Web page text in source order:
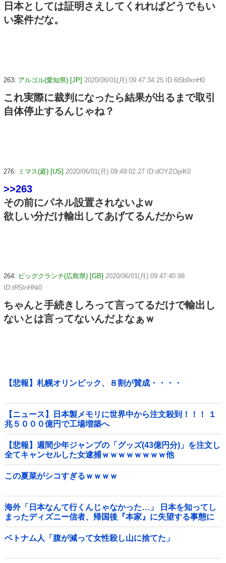
日本としては証明さえしてくれればどうでもい
い案件だな。
263: アルゴル(愛知県) [JP] 2020/06/01(月) 09:47:34.25 ID:6l5b9xnH0
これ実際に裁判になったら結果が出るまで取引
自体停止するんじゃね？
276: ミマス(庭) [US] 2020/06/01(月) 09:49:02.27 ID:dOYZOpiK0
>>263
その前にパネル設置されないよw
欲しい分だけ輸出してあげてるんだからw
264: ビッグクランチ(広島県) [GB] 2020/06/01(月) 09:47:40.98
ID:tR5InHNi0
ちゃんと手続きしろって言ってるだけで輸出し
ないとは言ってないんだよなぁｗ
【悲報】札幌オリンピック、８割が賛成・・・・
【ニュース】日本製メモリに世界中から注文殺到！！！ １
兆５０００億円で工場増築へ
【悲報】週間少年ジャンプの「グッズ(43億円分)」を注文し
全てキャンセルした女逮捕ｗｗｗｗｗｗｗｗ他
この夏菜がシコすぎるｗｗｗｗ
海外「日本なんて行くんじゃなかった…」 日本を知ってし
まったディズニー信者、帰国後『本家』に失望する事態に
ベトナム人「腹が減って女性殺し山に捨てた」